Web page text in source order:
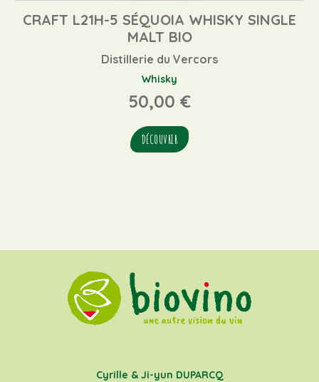
CRAFT L21H-5 SÉQUOIA WHISKY SINGLE
MALT BIO
Distillerie du Vercors
Whisky
50,00 €
DÉCOUVRIR
Cyrille & Ji-yun DUPARCQ